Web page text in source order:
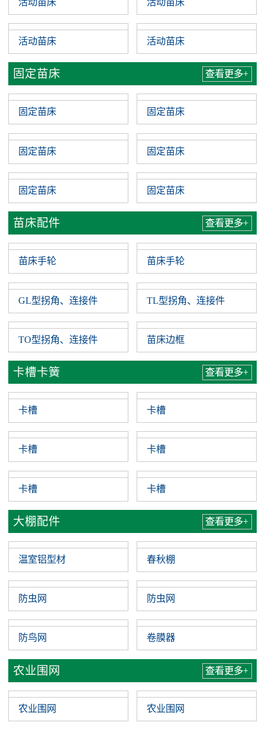
活动苗床
活动苗床 活动苗床
活动苗床 活动苗床
活动苗床 活动苗床
固定苗床
固定苗床 固定苗床
固定苗床 固定苗床
固定苗床 固定苗床
苗床配件 查看更多+
苗床手轮 苗床手轮
GL型拐角、连接件 TL型拐角、连接件
TO型拐角、连接件 苗床边框
卡槽卡簧
卡槽 卡槽
卡槽 卡槽
卡槽 卡槽
大棚配件
温室铝型材 春秋棚
防虫网 防虫网
防鸟网 卷膜器